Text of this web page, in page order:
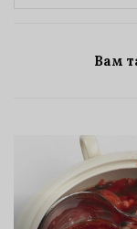
Вам